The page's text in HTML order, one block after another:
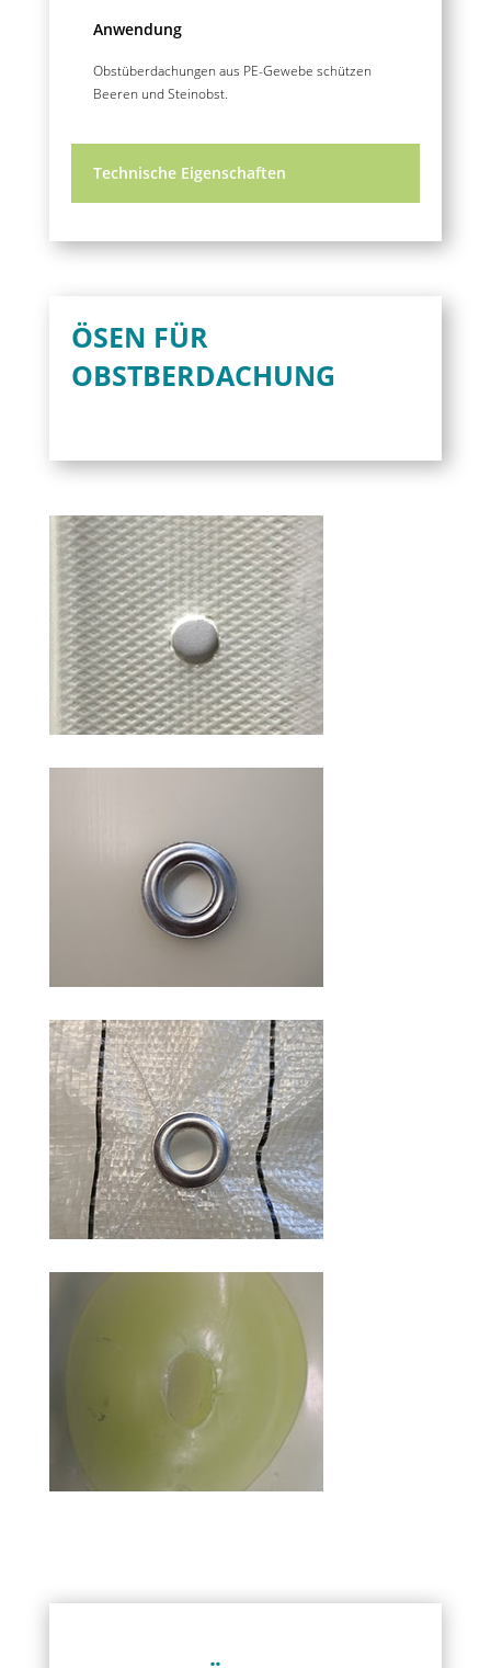
Anwendung
Obstüberdachungen aus PE-Gewebe schützen
Beeren und Steinobst.
Technische Eigenschaften
ÖSEN FÜR
OBSTBERDACHUNG